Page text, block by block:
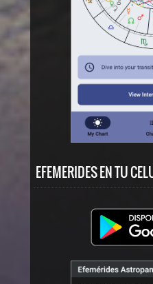
EFEMERIDES EN TU